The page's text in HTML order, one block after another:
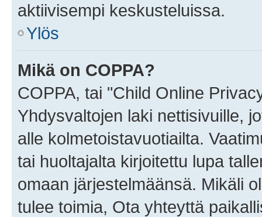
aktiivisempi keskusteluissa.
Ylös
Mikä on COPPA?
COPPA, tai "Child Online
Yhdysvaltojen laki nettisivuille,
alle kolmetoistavuotiailta.
tai huoltajalta kirjoitettu lupa
omaan järjestelmäänsä. Mikäli
tulee toimia, Ota yhteyttä